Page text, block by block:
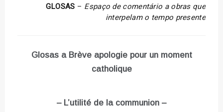
GLOSAS – Espaço de comentário a obras que
interpelam o tempo presente
Glosas a Brève apologie pour un moment
catholique
– L’utilité de la communion –